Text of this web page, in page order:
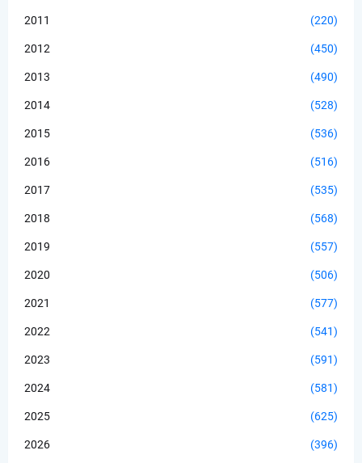
2011 (220)
2012 (450)
2013 (490)
2014 (528)
2015 (536)
2016 (516)
2017 (535)
2018 (568)
2019 (557)
2020 (506)
2021 (577)
2022 (541)
2023 (591)
2024 (581)
2025 (625)
2026 (396)